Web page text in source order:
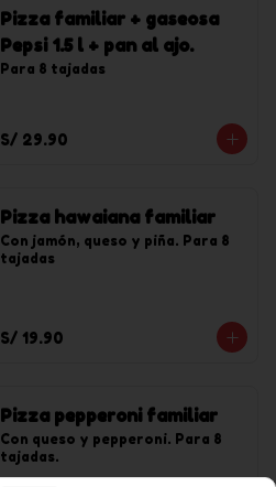
Pizza familiar + gaseosa
Pepsi 1.5 l + pan al ajo.
Para 8 tajadas
S/ 29.90
Pizza hawaiana familiar
Con jamón, queso y piña. Para 8
tajadas
S/ 19.90
Pizza pepperoni familiar
Con queso y pepperoni. Para 8
tajadas.